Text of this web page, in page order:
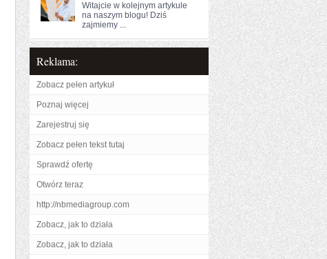
Witajcie w kolejnym artykule⁤
na naszym blogu! Dziś
zajmiemy ...
Reklama:
Zobacz pełen artykuł
Poznaj więcej
Zarejestruj się
Zobacz pełen tekst tutaj
Sprawdź ofertę
Otwórz teraz
http://nbmediagroup.com
Zobacz, jak to działa
Zobacz, jak to działa